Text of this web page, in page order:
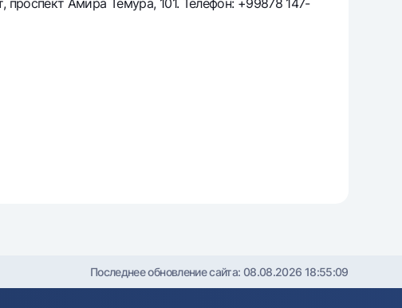
Последнее обновление сайта: 08.08.2026 18:55:09